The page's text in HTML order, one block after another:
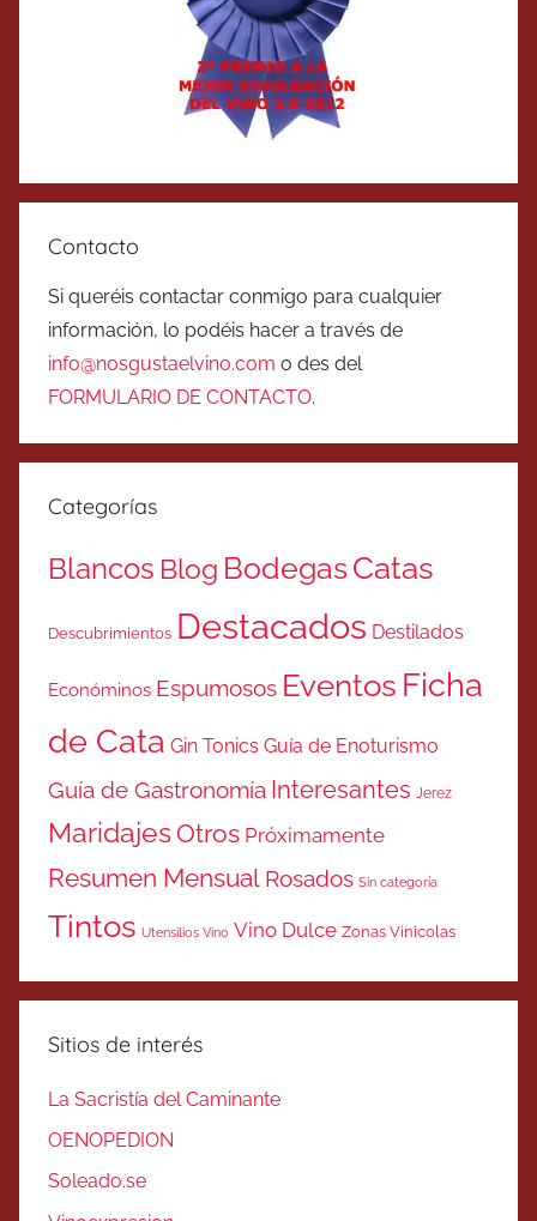
Contacto
Si queréis contactar conmigo para cualquier
información, lo podéis hacer a través de
info@nosgustaelvino.com o des del
FORMULARIO DE CONTACTO.
Categorías
Blancos Blog BodegasCatas
Descubrimientos Destacados Destilados
Económinos Espumosos Eventos Ficha
de Cata Gin Tonics Guía de Enoturismo
Guía de Gastronomía Interesantes Jerez
MaridajesOtros Próximamente
Resumen Mensual Rosados Sin categoría
Tintos Utensilios Vino Vino Dulce Zonas Vinicolas
Sitios de interés
La Sacristía del Caminante
OENOPEDION
Soleado.se